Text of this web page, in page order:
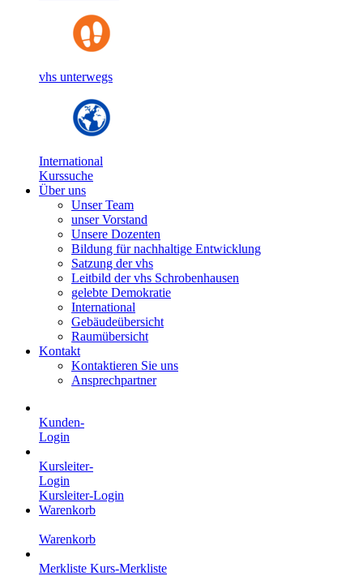
vhs unterwegs
International
Kurssuche
Über uns
Unser Team
unser Vorstand
Unsere Dozenten
Bildung für nachhaltige Entwicklung
Satzung der vhs
Leitbild der vhs Schrobenhausen
gelebte Demokratie
International
Gebäudeübersicht
Raumübersicht
Kontakt
Kontaktieren Sie uns
Ansprechpartner
Kunden-
Login
Kursleiter-
Login
Kursleiter-Login
Warenkorb
Warenkorb
Merkliste Kurs-Merkliste